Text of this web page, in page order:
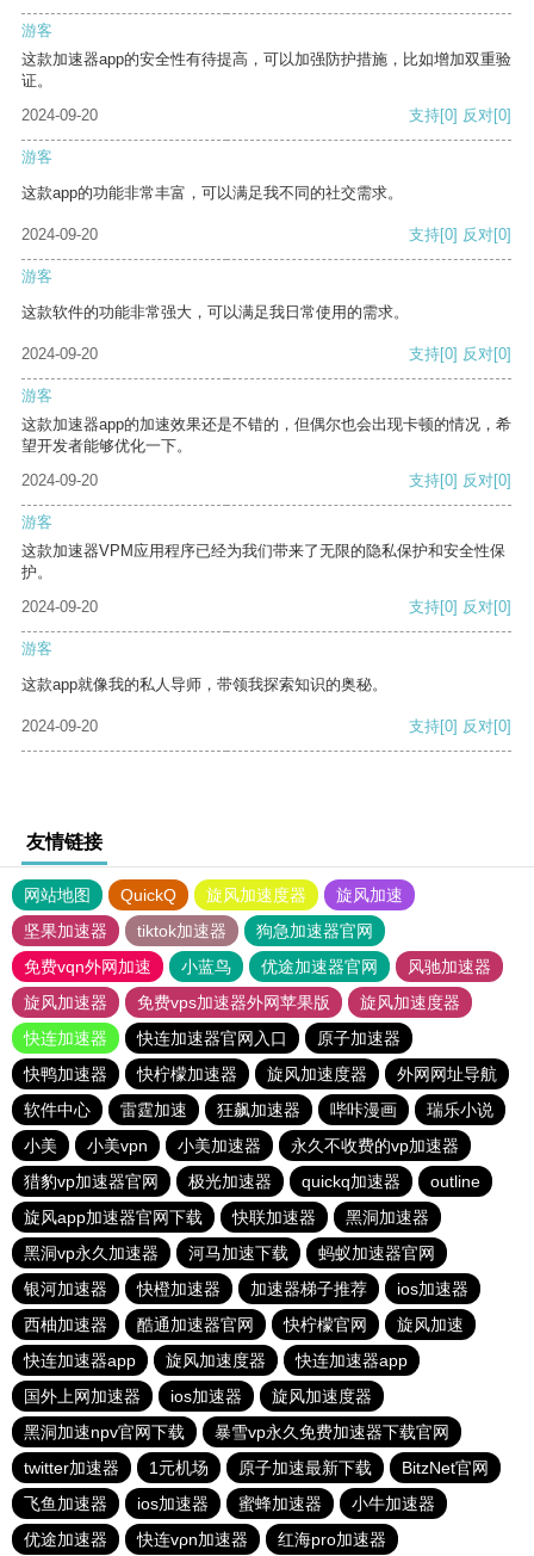
游客
这款加速器app的安全性有待提高，可以加强防护措施，比如增加双重验
证。
2024-09-20
支持[0] 反对[0]
游客
这款app的功能非常丰富，可以满足我不同的社交需求。
2024-09-20 支持[0] 反对[0]
游客
这款软件的功能非常强大，可以满足我日常使用的需求。
2024-09-20 支持[0] 反对[0]
游客
这款加速器app的加速效果还是不错的，但偶尔也会出现卡顿的情况，希
望开发者能够优化一下。
2024-09-20
支持[0] 反对[0]
游客
这款加速器VPM应用程序已经为我们带来了无限的隐私保护和安全性保
护。
2024-09-20
支持[0] 反对[0]
游客
这款app就像我的私人导师，带领我探索知识的奥秘。
2024-09-20 支持[0] 反对[0]
友情链接
网站地图 QuickQ 旋风加速度器
旋风加速
坚果加速器
tiktok加速器
狗急加速器官网
免费vqn外网加速
小蓝鸟 优途加速器官网
风驰加速器
旋风加速器
免费vps加速器外网苹果版
旋风加速度器
快连加速器
快连加速器官网入口
原子加速器
快鸭加速器
快柠檬加速器 旋风加速度器
外网网址导航
软件中心
雷霆加速 狂飙加速器 哔咔漫画
瑞乐小说
小美
小美vpn 小美加速器
永久不收费的vp加速器
猎豹vp加速器官网
极光加速器 quickq加速器
outline
旋风app加速器官网下载
快联加速器
黑洞加速器
黑洞vp永久加速器
河马加速下载
蚂蚁加速器官网
银河加速器
快橙加速器 加速器梯子推荐
ios加速器
西柚加速器
酷通加速器官网 快柠檬官网
旋风加速
快连加速器app
旋风加速度器
快连加速器app
国外上网加速器
ios加速器
旋风加速度器
黑洞加速npv官网下载
暴雪vp永久免费加速器下载官网
twitter加速器
1元机场 原子加速最新下载
BitzNet官网
飞鱼加速器
ios加速器 蜜蜂加速器
小牛加速器
优途加速器
快连vρn加速器 红海pro加速器